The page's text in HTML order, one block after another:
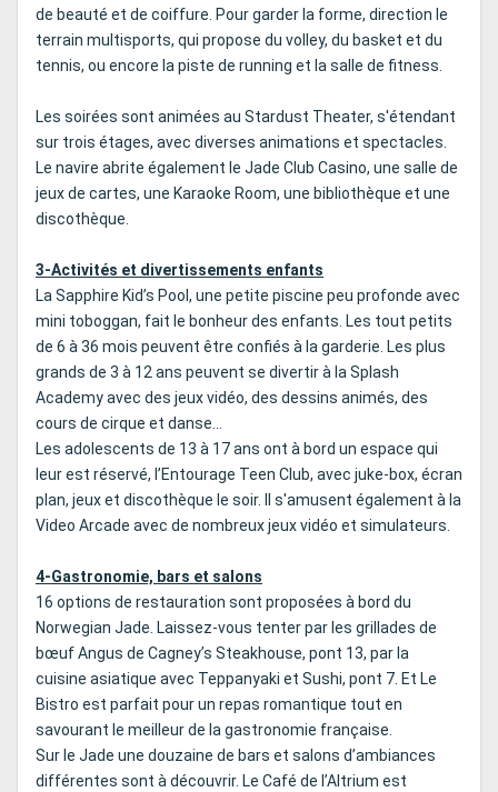
de beauté et de coiffure. Pour garder la forme, direction le
terrain multisports, qui propose du volley, du basket et du
tennis, ou encore la piste de running et la salle de fitness.
Les soirées sont animées au Stardust Theater, s'étendant
sur trois étages, avec diverses animations et spectacles.
Le navire abrite également le Jade Club Casino, une salle de
jeux de cartes, une Karaoke Room, une bibliothèque et une
discothèque.
3-Activités et divertissements enfants
La Sapphire Kid’s Pool, une petite piscine peu profonde avec
mini toboggan, fait le bonheur des enfants. Les tout petits
de 6 à 36 mois peuvent être confiés à la garderie. Les plus
grands de 3 à 12 ans peuvent se divertir à la Splash
Academy avec des jeux vidéo, des dessins animés, des
cours de cirque et danse...
Les adolescents de 13 à 17 ans ont à bord un espace qui
leur est réservé, l’Entourage Teen Club, avec juke-box, écran
plan, jeux et discothèque le soir. Il s'amusent également à la
Video Arcade avec de nombreux jeux vidéo et simulateurs.
4-Gastronomie, bars et salons
16 options de restauration sont proposées à bord du
Norwegian Jade. Laissez-vous tenter par les grillades de
bœuf Angus de Cagney’s Steakhouse, pont 13, par la
cuisine asiatique avec Teppanyaki et Sushi, pont 7. Et Le
Bistro est parfait pour un repas romantique tout en
savourant le meilleur de la gastronomie française.
Sur le Jade une douzaine de bars et salons d’ambiances
différentes sont à découvrir. Le Café de l’Altrium est